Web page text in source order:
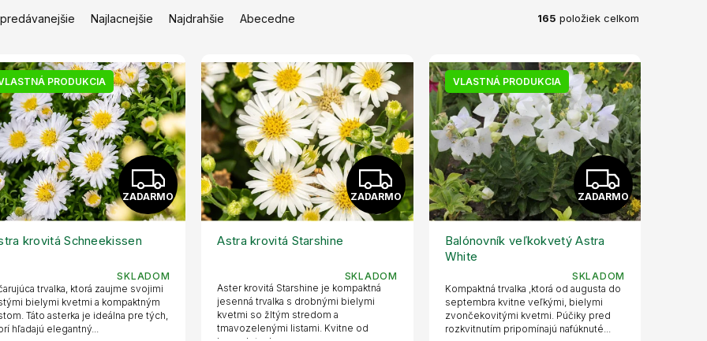
Najlacnejšie Najdrahšie Abecedne 165 položiek celkom
PRODUKCIA
Z
A
A
R
ZADARMO
krovitá Schneekissen
SKLADOM
trvalka, ktorá zaujme svojimi
bielymi kvetmi a kompaktným
Táto asterka je ideálna pre tých,
hľadajú elegantný...
Z
A
A
ZADARMO
Astra krovitá Starshine
SKLADOM
Aster krovitá Starshine je kompaktná
jesenná trvalka s drobnými bielymi
kvetmi so žltým stredom a
tmavozelenými listami. Kvitne od
VLASTNÁ PRODUKCIA
Z
A
A
ZADARMO
Balónovník veľkokvetý Astra
White
SKLADOM
Kompaktná trvalka ,ktorá od augusta do
septembra kvitne veľkými, bielymi
zvončekovitými kvetmi. Púčiky pred
rozkvitnutím pripomínajú nafúknuté...